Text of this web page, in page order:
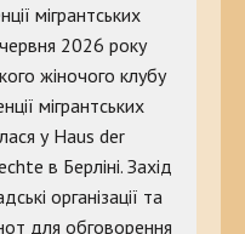
мігрантських
червня 2026 року
жіночого клубу
мігрантських
у Haus der
в Берліні. Захід
організації та
для обговорення